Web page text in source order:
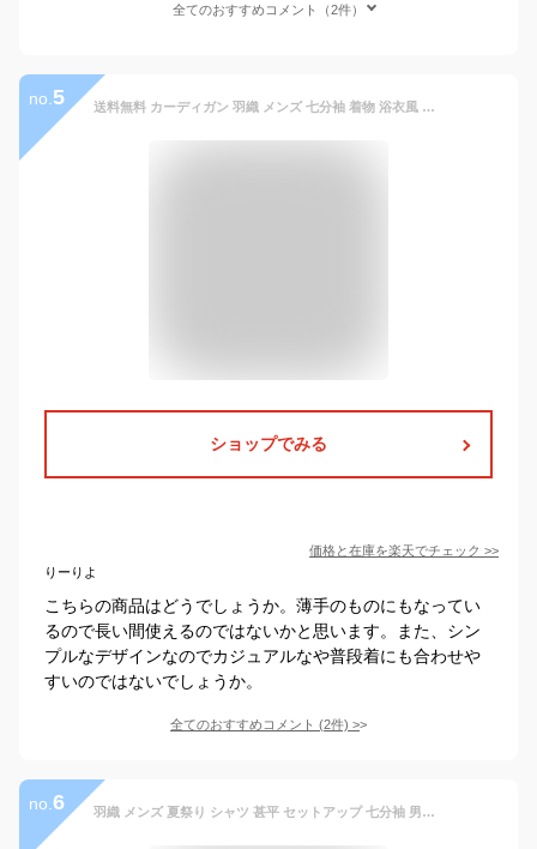
全てのおすすめコメント（2件）
no. 5 送料無料 カーディガン 羽織 メンズ 七分袖 着物 浴衣風 甚平風 羽織り 無地 大きいサイズ 男性用羽織 涼しい 日焼け止め 薄手 カジュアル 冷房対策 はおり サマーコーデ UVカット イベント お祭り プレゼント
ショップでみる
価格と在庫を楽天でチェック >>
りーりよ
こちらの商品はどうでしょうか。薄手のものにもなってい
るので長い間使えるのではないかと思います。また、シン
プルなデザインなのでカジュアルなや普段着にも合わせや
すいのではないでしょうか。
全てのおすすめコメント (2件) >
no. 6 羽織 メンズ 夏祭り シャツ 甚平 セットアップ 七分袖 男性用 和風 作務衣 カジュアル 浴衣 着物 おしゃれ 夏用 M-5XL 法被 大きいサイズ 花火大会 部屋着 メンズファッション ギフト プレゼント 夏 秋 送料無料